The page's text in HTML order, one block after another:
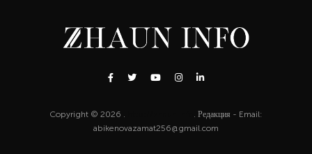
Copyright © 2026 .
. Редакция - Email:
abikenovazamat256@gmail.com